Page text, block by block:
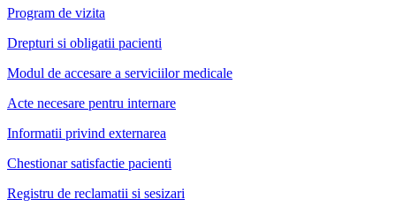
Program de vizita
Drepturi si obligatii pacienti
Modul de accesare a serviciilor medicale
Acte necesare pentru internare
Informatii privind externarea
Chestionar satisfactie pacienti
Registru de reclamatii si sesizari